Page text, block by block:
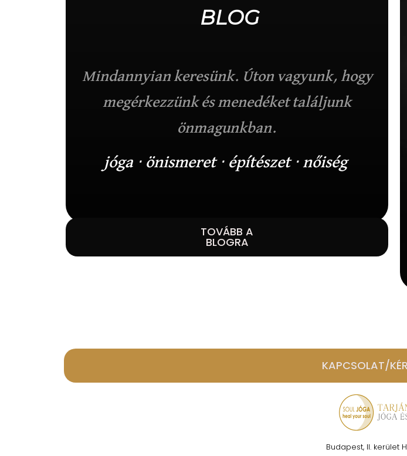
BLOG
Mindannyian keresünk. Úton vagyunk, hogy
megérkezzünk és menedéket találjunk
önmagunkban.
jóga ⋅ önismeret ⋅ építészet ⋅ nőiség
TOVÁBB A
BLOGRA
KAPCSOLAT/
Budapest, II. kerület